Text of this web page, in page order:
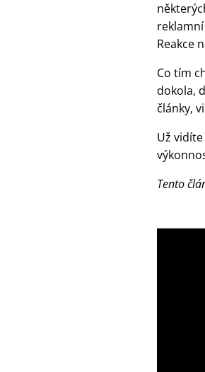
Reakce
Co tím
dokola,
články,
Už
Tento